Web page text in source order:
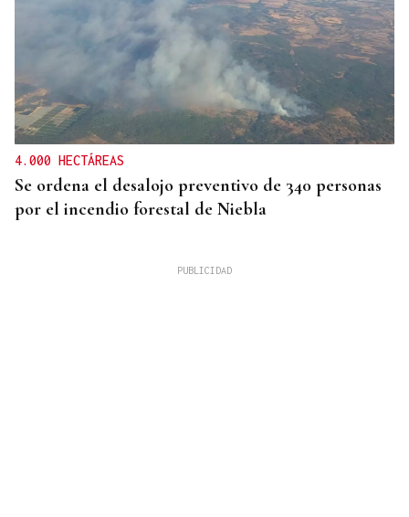
4.000 HECTÁREAS
Se ordena el desalojo preventivo de 340 personas
por el incendio forestal de Niebla